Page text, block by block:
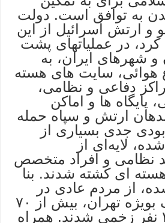
به توافق است. دولت
و ارتش اسرائیل از این
در عملیاتهای پشت
شهرهای ایران، به
هوائی، سایت های هسته
دفاعی و نظامی،
پایگاه ها و اماکن
ارتش و سپاه حمله
جدی بسیاری از
لایه‌ای از
نظامی و افراد متخصص
ای کشته شدند. بنا
از مردم عادی در
شهرهای مختلف بویژه تهران، بیش از ۷۰
نفر کشته و ۳۰۰ نفر زخمی شدند. همراه